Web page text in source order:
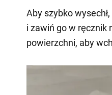
Aby szybko
i zawiń go w ręcznik
powierzchni, aby